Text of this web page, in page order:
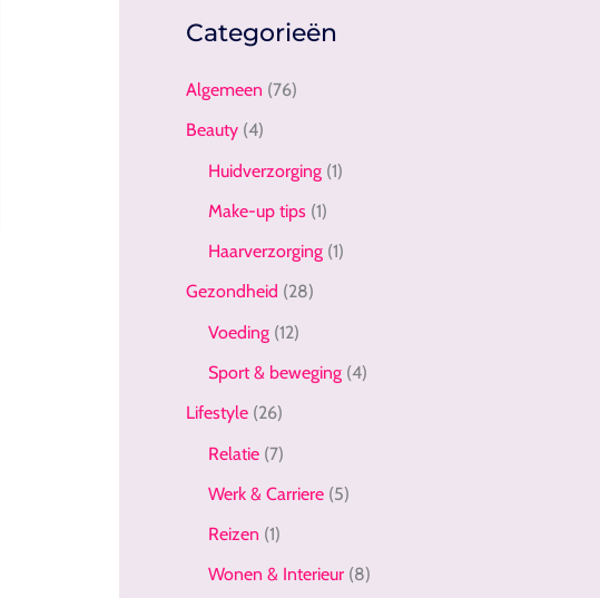
Categorieën
Algemeen (76)
Beauty (4)
Huidverzorging (1)
Make-up tips (1)
Haarverzorging (1)
Gezondheid (28)
Voeding (12)
Sport & beweging (4)
Lifestyle (26)
Relatie (7)
Werk & Carriere (5)
Reizen (1)
Wonen & Interieur (8)